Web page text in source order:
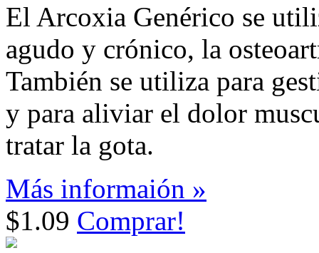
El Arcoxia Genérico se
agudo y crónico, la
También se utiliza para
y para aliviar el dolor
tratar la gota.
Más informaión »
$1.09 Comprar!